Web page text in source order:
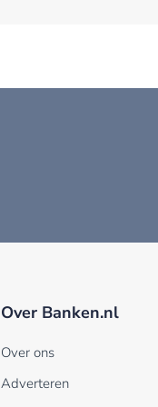
Over Banken.nl
Over ons
Adverteren